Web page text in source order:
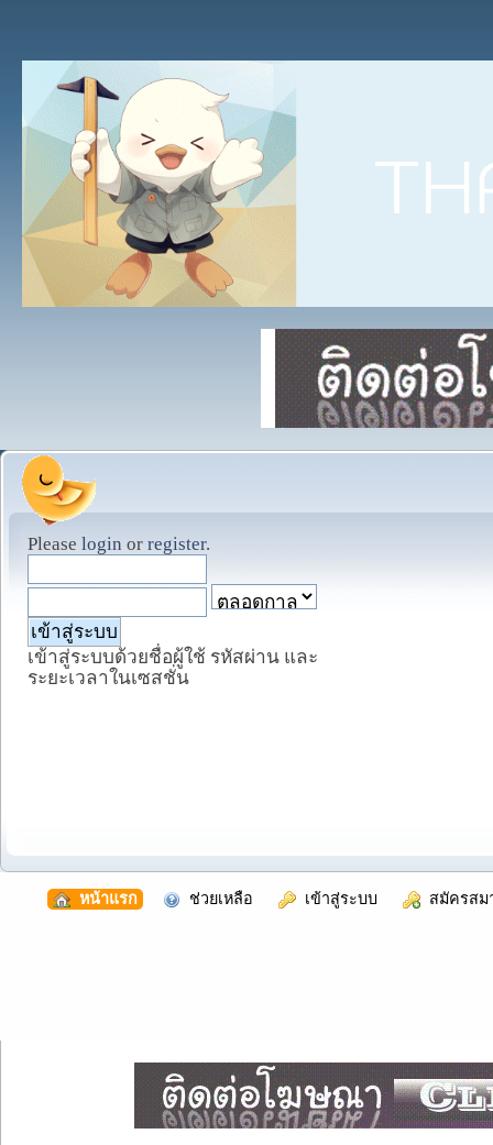
Please login or register.
เข้าสู่ระบบด้วยชื่อผู้ใช้ รหัสผ่าน และ
ระยะเวลาในเซสชั่น
หน้าแรก ช่วยเหลือ เข้าสู่ระบบ สมัครสม